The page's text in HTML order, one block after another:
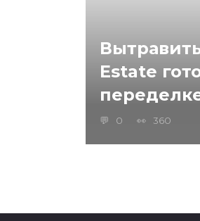
Estate
0 360